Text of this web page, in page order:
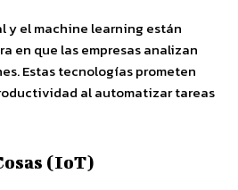
el machine learning están
en que las empresas analizan
Estas tecnologías prometen
al automatizar tareas
(IoT)